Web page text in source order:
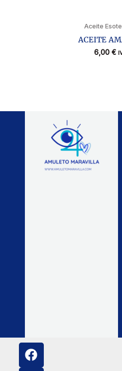
Aceite
ACEITE
6,00 €
F
a
I
n